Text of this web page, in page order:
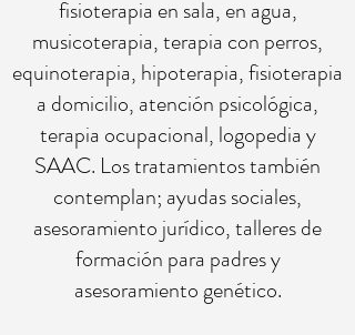
fisioterapia en sala, en agua,
musicoterapia, terapia con perros,
equinoterapia, hipoterapia, fisioterapia
a domicilio, atención psicológica,
terapia ocupacional, logopedia y
SAAC. Los tratamientos también
contemplan; ayudas sociales,
asesoramiento jurídico, talleres de
formación para padres y
asesoramiento genético.